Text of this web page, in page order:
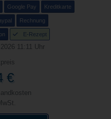
Google Pay Kreditkarte
Rechnung
E-Rezept
11:11 Uhr
€